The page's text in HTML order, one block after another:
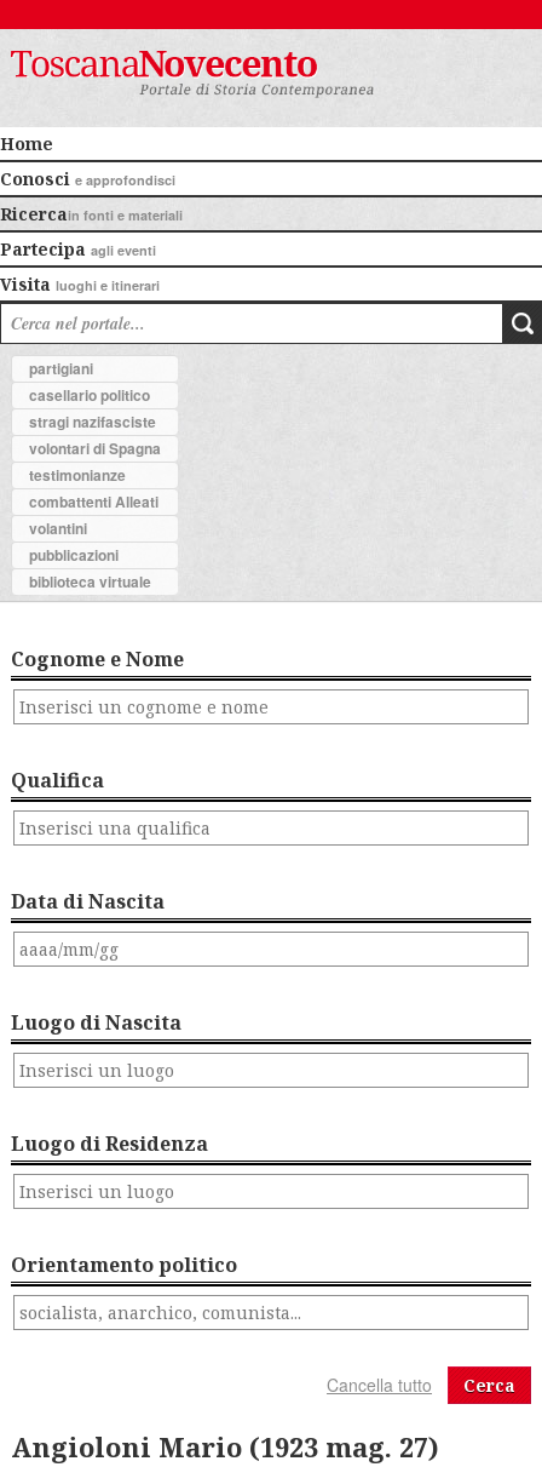
Home
Conosci e approfondisci
Ricercain fonti e materiali
Partecipa agli eventi
Visita luoghi e itinerari
partigiani
casellario politico
stragi nazifasciste
volontari di Spagna
testimonianze
combattenti Alleati
volantini
pubblicazioni
biblioteca virtuale
Cognome e Nome
Qualifica
Data di Nascita
Luogo di Nascita
Luogo di Residenza
Orientamento politico
Cerca
Angioloni Mario (1923 mag. 27)